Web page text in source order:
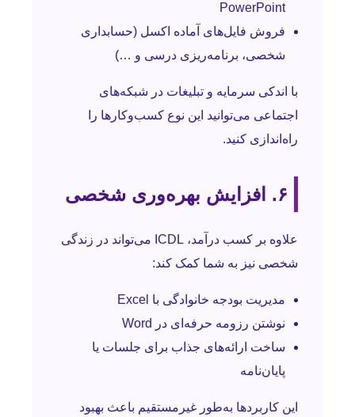
PowerPoint
فروش فایل‌های آماده اکسل (حسابداری
شخصی، برنامه‌ریزی درسی و …)
با اندکی سرمایه و تبلیغات در شبکه‌های
اجتماعی می‌توانید این نوع کسب‌وکارها را
راه‌اندازی کنید.
۶. افزایش بهره‌وری شخصی
علاوه بر کسب درآمد، ICDL می‌تواند در زندگی
شخصی نیز به شما کمک کند:
مدیریت بودجه خانوادگی با Excel
نوشتن رزومه حرفه‌ای در Word
ساخت ارائه‌های جذاب برای جلسات یا
پایان‌نامه
این کاربردها به‌طور غیرمستقیم باعث بهبود